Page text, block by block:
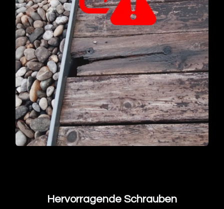
Hervorragende Schrauben